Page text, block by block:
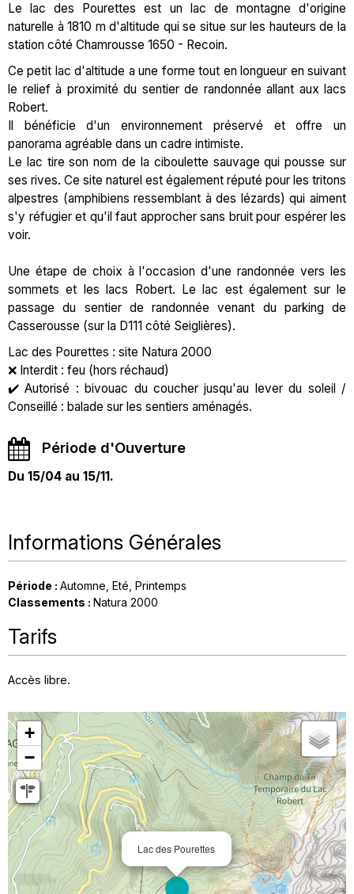
Le lac des Pourettes est un lac de montagne d'origine
naturelle à 1810 m d'altitude qui se situe sur les hauteurs de la
station côté Chamrousse 1650 - Recoin.
Ce petit lac d'altitude a une forme tout en longueur en suivant
le relief à proximité du sentier de randonnée allant aux lacs
Robert.
Il bénéficie d'un environnement préservé et offre un
panorama agréable dans un cadre intimiste.
Le lac tire son nom de la ciboulette sauvage qui pousse sur
ses rives. Ce site naturel est également réputé pour les tritons
alpestres (amphibiens ressemblant à des lézards) qui aiment
s'y réfugier et qu'il faut approcher sans bruit pour espérer les
voir.
Une étape de choix à l'occasion d'une randonnée vers les
sommets et les lacs Robert. Le lac est également sur le
passage du sentier de randonnée venant du parking de
Casserousse (sur la D111 côté Seiglières).
Lac des Pourettes : site Natura 2000
❌ Interdit : feu (hors réchaud)
✔️ Autorisé : bivouac du coucher jusqu'au lever du soleil /
Conseillé : balade sur les sentiers aménagés.
Période d'Ouverture
Du 15/04 au 15/11.
Informations Générales
Période : Automne Eté Printemps
Classements : Natura 2000
Tarifs
Accès libre.
Lac des Pourettes
+
−